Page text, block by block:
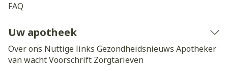
FAQ
Uw apotheek
Over ons Nuttige links Gezondheidsnieuws Apotheker
van wachtVoorschrift Zorgtarieven